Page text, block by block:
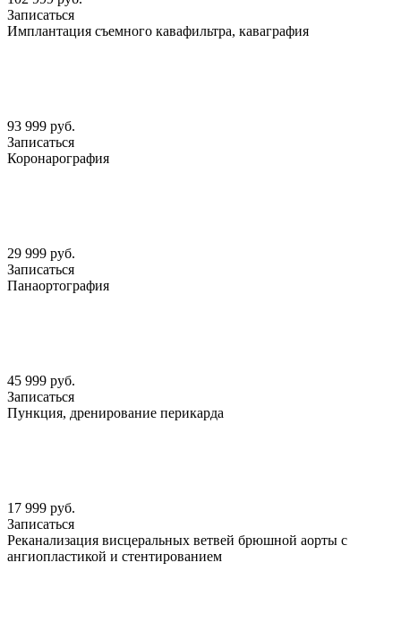
Записаться
Имплантация съемного кавафильтра, каваграфия
93 999 руб.
Записаться
Коронарография
29 999 руб.
Записаться
Панаортография
45 999 руб.
Записаться
Пункция, дренирование перикарда
17 999 руб.
Записаться
Реканализация висцеральных ветвей брюшной аорты с
ангиопластикой и стентированием